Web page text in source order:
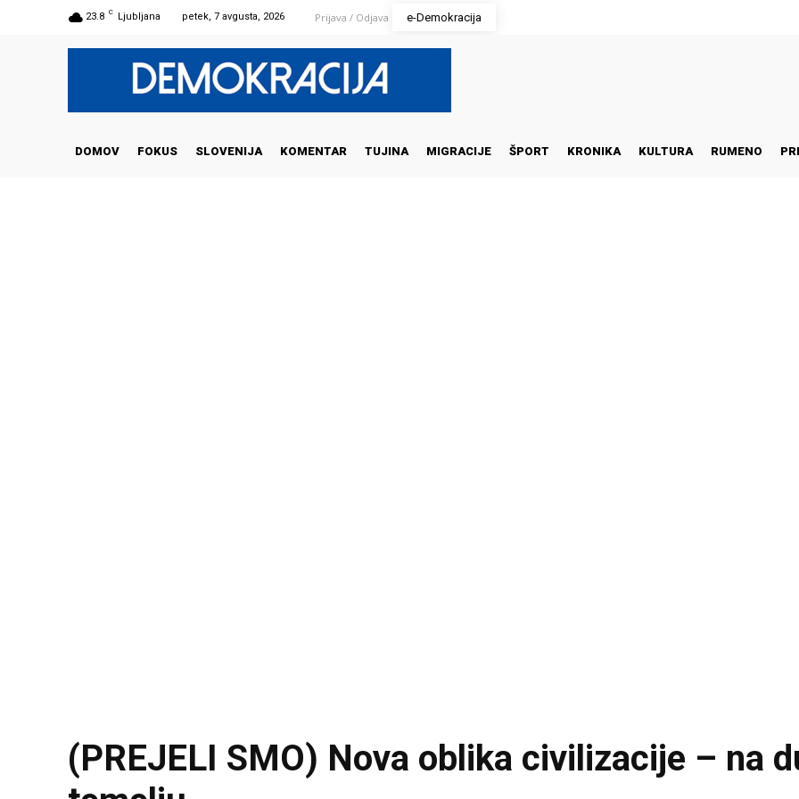
23.8 C Ljubljana petek, 7 avgusta, 2026 Prijava / Odjava e-Demokracija
DOMOV FOKUS SLOVENIJA KOMENTAR TUJINA MIGRACIJE ŠPORT KRONIKA KULTURA RUMENO
(PREJELI SMO) Nova oblika civilizacije – na